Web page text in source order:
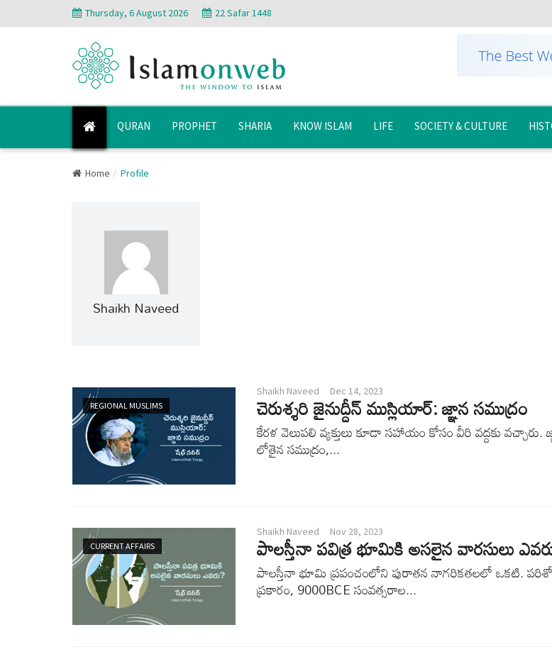
Thursday, 6 August 2026 22 Safar 1448
QURAN PROPHET SHARIA KNOW ISLAM LIFE SOCIETY & CULTURE
Home Profile
Shaikh Naveed
REGIONAL MUSLIMS
Shaikh Naveed Dec 14, 2023
చెరుశ్శరి జైనుద్దీన్ ముస్లియార్: జ్ఞాన సముద్రం
కేరళ వెలుపలి వ్యక్తులు కూడా సహాయం కోసం వీరి వద్దకు
లోతైన సముద్రం,...
CURRENT AFFAIRS
Shaikh Naveed Nov 28, 2023
పాలస్తీనా పవిత్ర భూమికి అసలైన వారసులు
పాలస్తీనా భూమి ప్రపంచంలోని పురాతన నాగరికతలలో ఒకటి.
ప్రకారం, 9000BCE సంవత్సరాల...